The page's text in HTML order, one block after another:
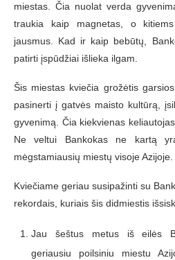
miestas. Čia nuolat verda
traukia kaip magnetas, o
jausmus. Kad ir kaip bebūtų,
patirti įspūdžiai išlieka ilgam.
Šis miestas kviečia grožėtis
pasinerti į gatvės maisto kultūrą,
gyvenimą. Čia kiekvienas
Ne veltui Bankokas ne kartą
mėgstamiausių miestų visoje Azijoje.
Kviečiame geriau susipažinti su
rekordais, kuriais šis didmiestis
Jau šeštus metus iš eilės
geriausiu poilsiniu miestu